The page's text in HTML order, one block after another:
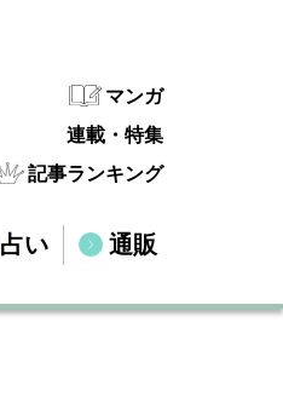
マンガ
連載・特集
記事ランキング
占い 通販